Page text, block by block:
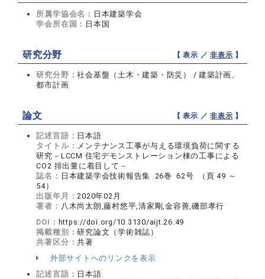
所属学協会名： 日本建築学会
学会所在国： 日本国
研究分野 【 表示 ／非表示 】
研究分野：社会基盤（土木・建築・防災） / 建築計画、
都市計画
論文 【 表示 ／非表示 】
記述言語： 日本語
タイトル： メンテナンス工事が与える環境負荷に関する
研究－LCCM 住宅デモンストレーション棟の工事による
CO2 排出量に着目して－
誌名： 日本建築学会技術報告集 26巻 62号 （頁 49 ～
54）
出版年月：2020年02月
著者： 八木尚太朗,藤村悠平,清家剛,金容善,磯部孝行
DOI： https://doi.org/10.3130/aijt.26.49
掲載種別：研究論文（学術雑誌）
共著区分：共著
外部サイトへのリンクを表示
記述言語： 日本語